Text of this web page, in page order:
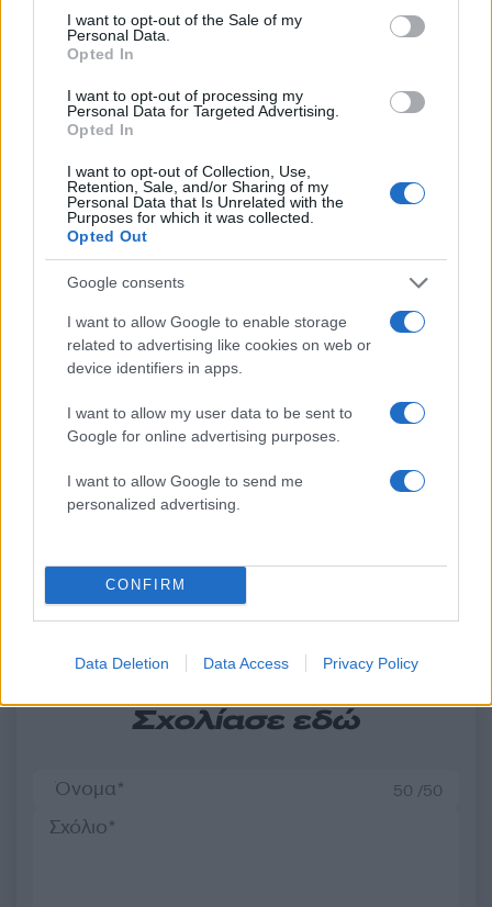
consent section.
I want to opt-out of the Sale of my
Personal Data.
Opted In
I want to opt-out of processing my
Personal Data for Targeted Advertising.
Opted In
I want to opt-out of Collection, Use,
Retention, Sale, and/or Sharing of my
Personal Data that Is Unrelated with the
Purposes for which it was collected.
Opted Out
Google consents
I want to allow Google to enable storage
related to advertising like cookies on web or
device identifiers in apps.
I want to allow my user data to be sent to
Google for online advertising purposes.
I want to allow Google to send me
personalized advertising.
CONFIRM
Data Deletion Data Access Privacy Policy
Σχόλια
Σχολίασε εδώ
50 /50
Αν τα χάσατε
Κλειστό το beach bar στην
4χρονος – Απολογείται ο
ιδιοκτήτης που είχε
Εκρηκτικό κοκτέιλ
συναγερμό η χώρα